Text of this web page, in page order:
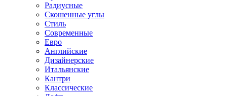
Радиусные
Скошенные углы
Стиль
Современные
Евро
Английские
Дизайнерские
Итальянские
Кантри
Классические